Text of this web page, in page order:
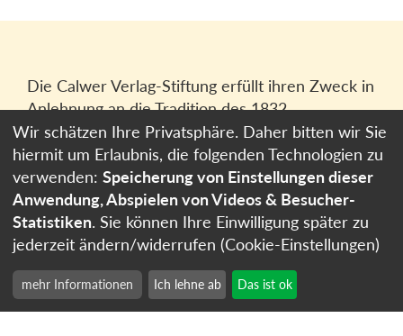
Die Calwer Verlag-Stiftung erfüllt ihren Zweck in
Anlehnung an die Tradition des 1832
gegründeten Calwer Verlagsvereins, der
heutigen Calwer Verlag Bücher und Medien
GmbHin Stuttgart.
Impressum
Datenschutzerklärung
Cookie-Einstellungen
Wir schätzen Ihre Privatsphäre. Daher bitten wir Sie
hiermit um Erlaubnis, die folgenden Technologien zu
verwenden: Speicherung von Einstellungen dieser
Anwendung, Abspielen von Videos & Besucher-
Statistiken. Sie können Ihre Einwilligung später zu
jederzeit ändern/widerrufen (Cookie-Einstellungen)
mehr Informationen Ich lehne ab Das ist ok